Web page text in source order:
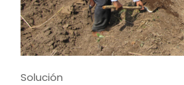
Solución